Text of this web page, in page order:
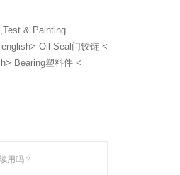
& Painting
Oil Seal门铰链 <
Bearing塑料件 <
用吗？